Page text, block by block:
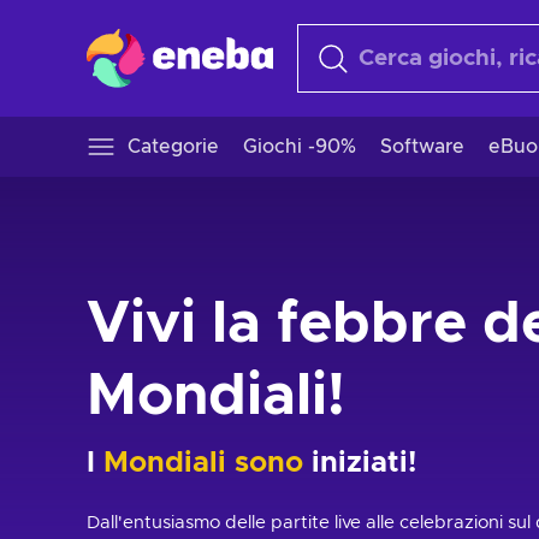
Categorie Giochi -90% Software
Vivi la febbre
Mondiali!
Mondiali sono iniziati!
Dall'entusiasmo delle partite live alle celebrazioni